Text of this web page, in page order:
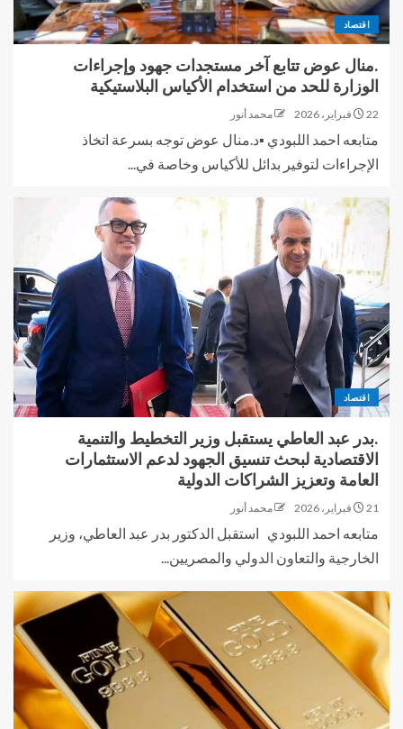
اقتصاد
.منال عوض تتابع آخر مستجدات جهود وإجراءات
الوزارة للحد من استخدام الأكياس البلاستيكية
22 فبراير، 2026 محمد أنور
متابعه احمد اللبودي ▪︎د.منال عوض توجه بسرعة اتخاذ
الإجراءات لتوفير بدائل للأكياس وخاصة في...
اقتصاد
.بدر عبد العاطي يستقبل وزير التخطيط والتنمية
الاقتصادية لبحث تنسيق الجهود لدعم الاستثمارات
العامة وتعزيز الشراكات الدولية
21 فبراير، 2026 محمد أنور
متابعه احمد اللبودي استقبل الدكتور بدر عبد العاطي، وزير
الخارجية والتعاون الدولي والمصريين...